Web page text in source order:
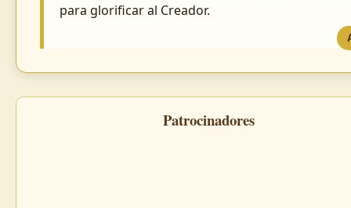
para glorificar al Creador.
Patrocinadores